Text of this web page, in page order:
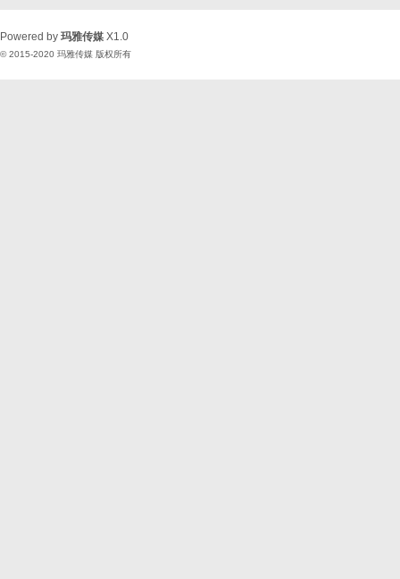
Powered by 玛雅传媒 X1.0
© 2015-2020 玛雅传媒 版权所有